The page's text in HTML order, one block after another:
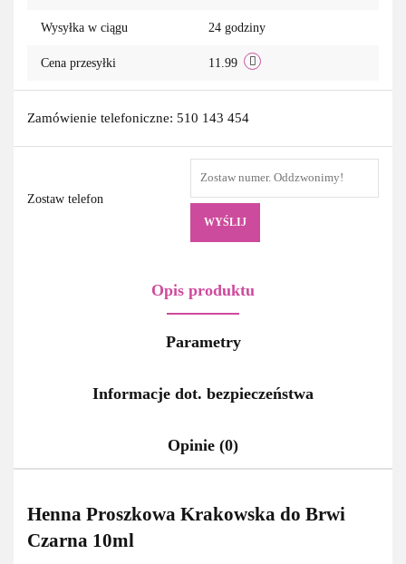
Wysyłka w ciągu 24 godziny
Cena przesyłki 11.99
Zamówienie telefoniczne: 510 143 454
Zostaw telefon
WYŚLIJ
Opis produktu
Parametry
Informacje dot. bezpieczeństwa
Opinie (0)
Henna Proszkowa Krakowska do Brwi
Czarna 10ml